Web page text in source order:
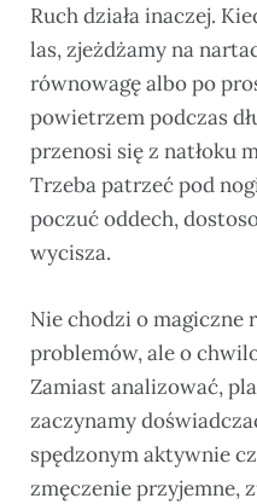
Ruch działa inaczej.
las, zjeżdżamy na
równowagę albo po
powietrzem podczas
przenosi się z natłoku
Trzeba patrzeć pod
poczuć oddech,
wycisza.
Nie chodzi o magiczne
problemów, ale o
Zamiast analizować,
zaczynamy
spędzonym aktywnie
zmęczenie przyjemne,